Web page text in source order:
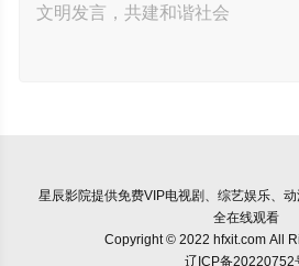
星辰影院提供免费VIP电视剧、综艺娱乐、
全在线观看
Copyright © 2022 hfxit.com All
辽ICP备20220752